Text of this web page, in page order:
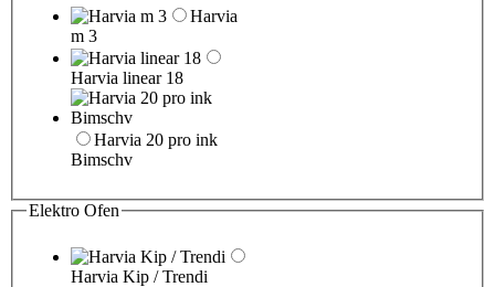
Harvia
m 3
Harvia linear 18
Harvia 20 pro ink
Bimschv
Elektro Ofen
Harvia Kip / Trendi